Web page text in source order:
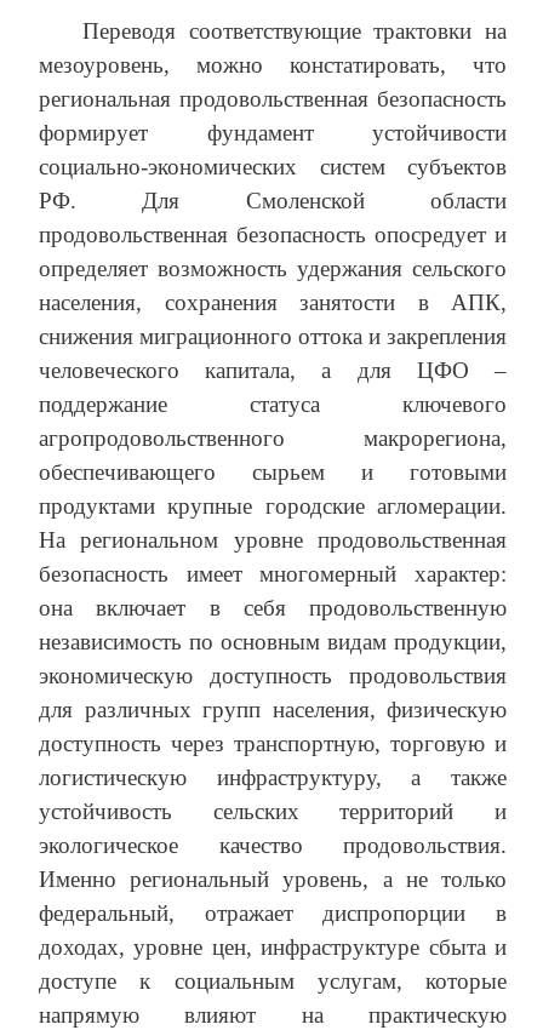
Переводя соответствующие трактовки на
мезоуровень, можно констатировать, что
региональная продовольственная безопасность
формирует фундамент устойчивости
социально‑экономических систем субъектов
РФ. Для Смоленской области
продовольственная безопасность опосредует и
определяет возможность удержания сельского
населения, сохранения занятости в АПК,
снижения миграционного оттока и закрепления
человеческого капитала, а для ЦФО –
поддержание статуса ключевого
агропродовольственного макрорегиона,
обеспечивающего сырьем и готовыми
продуктами крупные городские агломерации.
На региональном уровне продовольственная
безопасность имеет многомерный характер:
она включает в себя продовольственную
независимость по основным видам продукции,
экономическую доступность продовольствия
для различных групп населения, физическую
доступность через транспортную, торговую и
логистическую инфраструктуру, а также
устойчивость сельских территорий и
экологическое качество продовольствия.
Именно региональный уровень, а не только
федеральный, отражает диспропорции в
доходах, уровне цен, инфраструктуре сбыта и
доступе к социальным услугам, которые
напрямую влияют на практическую